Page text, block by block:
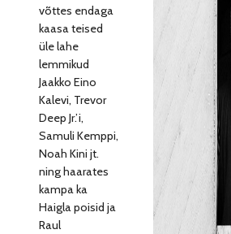
võttes endaga
kaasa teised
üle lahe
lemmikud
Jaakko Eino
Kalevi, Trevor
Deep Jr.’i,
Samuli Kemppi,
Noah Kini jt.
ning haarates
kampa ka
Haigla poisid ja
Raul